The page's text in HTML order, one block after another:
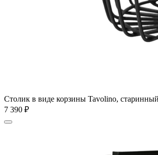
Столик в виде корзины Tavolino,
7 390 ₽